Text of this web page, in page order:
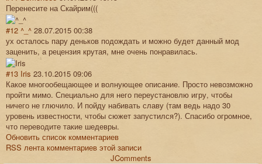
Перенесите на Скайрим(((
#12 ^_^ 28.07.2015 00:38
ух осталось пару деньков подождать и можно будет данный мод
заценить, а рецензия крутая, мне очень понравилась.
#13 Iris 23.10.2015 09:06
Какое многообещающее и волнующее описание. Просто невозможно
пройти мимо. Специально для него переустановлю игру, чтобы
ничего не глючило. И пойду набивать славу (там ведь надо 30
уровень известности, чтобы сюжет запустился?). Спасибо огромное,
что переводите такие шедевры.
Обновить список комментариев
RSS лента комментариев этой записи
JComments